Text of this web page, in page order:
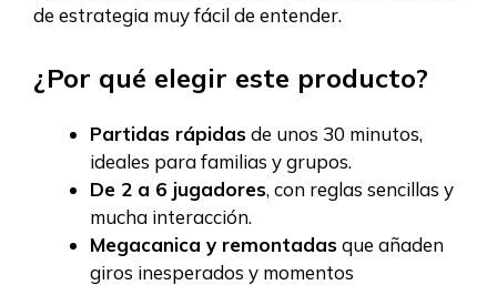
de estrategia muy fácil de entender.
¿Por qué elegir este producto?
Partidas rápidasde unos 30 minutos,
ideales para familias y grupos.
De 2 a 6 jugadores, con reglas sencillas y
mucha interacción.
Megacanica y remontadasque añaden
giros inesperados y momentos